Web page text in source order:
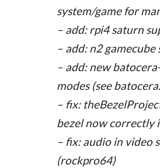
system/game for
– add: rpi4 saturn
– add: n2 gamecube
– add: new
modes (see
– fix:
bezel now correctly
– fix: audio in video
(rockpro64)